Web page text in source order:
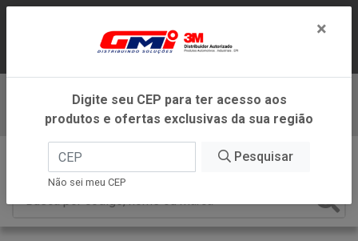
ATENDIMENTO DENTRO DO ESTADO DE
MINAS GERAIS.
Baixe já nosso APP
×
Digite seu CEP para ter acesso aos
produtos e ofertas exclusivas da sua região
Pesquisar
Não sei meu CEP